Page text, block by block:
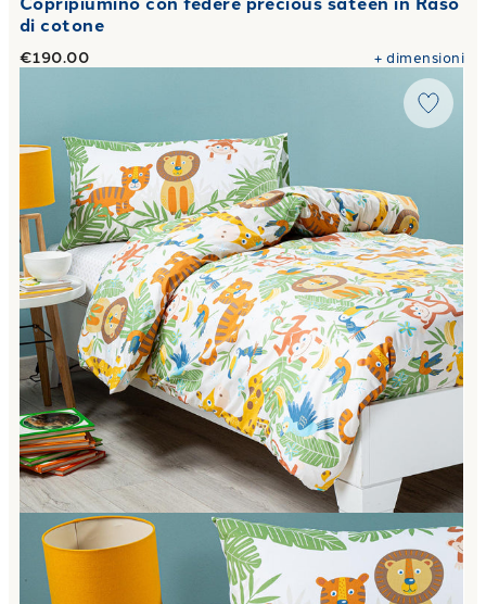
di cotone
€190.00 +dimensioni
Completo Copripiumino tropical in Cotone 50X80